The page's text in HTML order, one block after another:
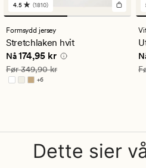
1810
anmeldelser
med
en
gjennomsnittlig
vurdering
på
4.5
4.5 (1810)
Formsydd jersey
Stretchlaken hvit
Nåværende pris
Nå174,95 kr
Vanlig pris 349,90 kr
Før349,90 kr
+6
Tilgjengelig i flere farger
Dette sier